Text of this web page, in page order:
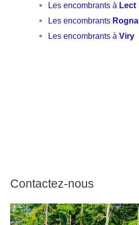
Les encombrants à Lect
Les encombrants Rogna
Les encombrants àViry
Contactez-nous